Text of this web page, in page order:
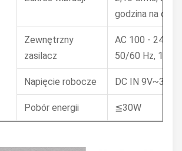
godzina na oś
Zewnętrzny
zasilacz
AC 100 - 240 V
50/60 Hz, 1,5 A
Napięcie robocze DC IN 9V~36V
Pobór energii ≦30W